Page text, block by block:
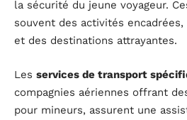
la sécurité du jeune voyageur.
souvent des activités encadrées,
et des destinations attrayantes.
Les services de transport
compagnies aériennes offrant
pour mineurs, assurent une